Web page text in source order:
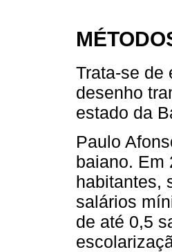
Trata-se de
desenho
estado da
Paulo
baiano. Em
habitantes,
salários
de até 0,5